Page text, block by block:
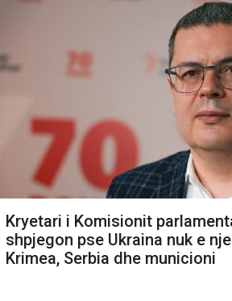
Kryetari i Komisionit
shpjegon pse Ukraina nuk e
Krimea, Serbia dhe municioni